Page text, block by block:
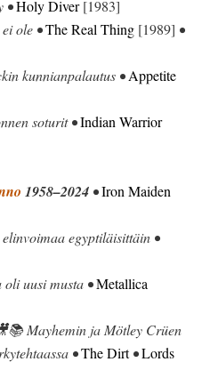
•Holy Diver[1983]
ole •The Real Thing [1989] •
kunnianpalautus •Appetite
soturit •Indian Warrior
1958–2024 •Iron Maiden
egyptiläisittäin •
oli uusi musta •Metallica
Mayhemin ja Mötley Crüen
•The Dirt•Lords